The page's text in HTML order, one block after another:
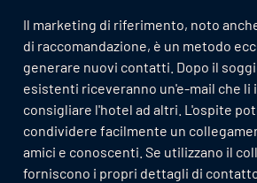
Il marketing di riferimento, noto
di raccomandazione, è un metodo
generare nuovi contatti. Dopo il
esistenti riceveranno un'e-mail che li
consigliare l'hotel ad altri. L'ospite
condividere facilmente un
amici e conoscenti. Se utilizzano il
forniscono i propri dettagli di